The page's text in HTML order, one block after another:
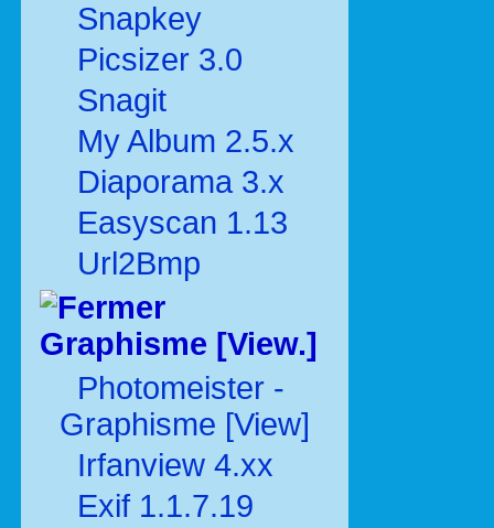
Snapkey
Picsizer 3.0
Snagit
My Album 2.5.x
Diaporama 3.x
Easyscan 1.13
Url2Bmp
Graphisme [View.]
Photomeister -
Graphisme [View]
Irfanview 4.xx
Exif 1.1.7.19